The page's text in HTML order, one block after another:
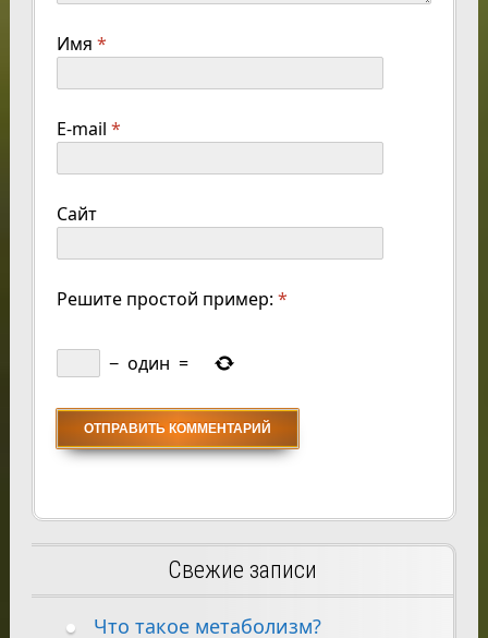
Имя *
E-mail *
Сайт
Решите простой пример: *
− один =
Свежие записи
Что такое метаболизм?